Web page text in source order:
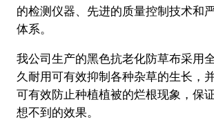
的检测仪器、先进的质量控制技术和
体系。
我公司生产的黑色抗老化防草布采用
久耐用可有效抑制各种杂草的生长，
可有效防止种植植被的烂根现象，保
想不到的效果。